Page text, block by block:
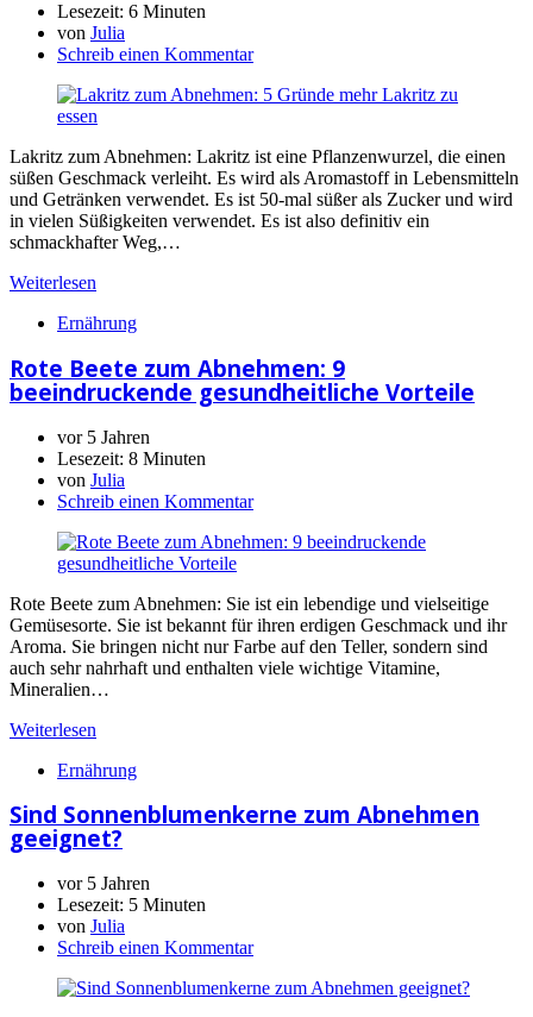
Lesezeit: 6 Minuten
von Julia
Schreib einen Kommentar
Lakritz zum Abnehmen: Lakritz ist eine Pflanzenwurzel, die einen
süßen Geschmack verleiht. Es wird als Aromastoff in Lebensmitteln
und Getränken verwendet. Es ist 50-mal süßer als Zucker und wird
in vielen Süßigkeiten verwendet. Es ist also definitiv ein
schmackhafter Weg,…
Weiterlesen
Ernährung
Rote Beete zum Abnehmen: 9
beeindruckende gesundheitliche Vorteile
vor 5 Jahren
Lesezeit: 8 Minuten
von Julia
Schreib einen Kommentar
Rote Beete zum Abnehmen: Sie ist ein lebendige und vielseitige
Gemüsesorte. Sie ist bekannt für ihren erdigen Geschmack und ihr
Aroma. Sie bringen nicht nur Farbe auf den Teller, sondern sind
auch sehr nahrhaft und enthalten viele wichtige Vitamine,
Mineralien…
Weiterlesen
Ernährung
Sind Sonnenblumenkerne zum Abnehmen
geeignet?
vor 5 Jahren
Lesezeit: 5 Minuten
von Julia
Schreib einen Kommentar